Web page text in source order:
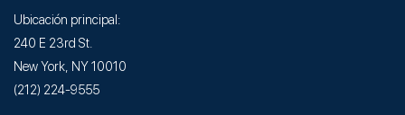
Ubicación principal:
240 E 23rd St.
New York, NY 10010
(212) 224-9555